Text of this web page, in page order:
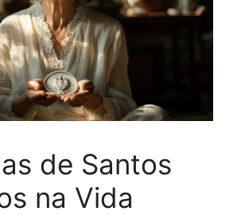
de Santos
na Vida